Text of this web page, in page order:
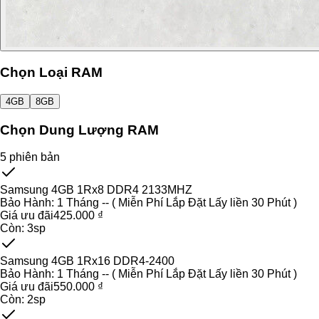
Chọn Loại RAM
4GB 8GB
Chọn Dung Lượng RAM
5 phiên bản
Samsung 4GB 1Rx8 DDR4 2133MHZ
Bảo Hành: 1 Tháng -- ( Miễn Phí Lắp Đặt Lấy liền 30 Phút )
Giá ưu đãi425.000 ₫
Còn: 3sp
Samsung 4GB 1Rx16 DDR4-2400
Bảo Hành: 1 Tháng -- ( Miễn Phí Lắp Đặt Lấy liền 30 Phút )
Giá ưu đãi550.000 ₫
Còn: 2sp